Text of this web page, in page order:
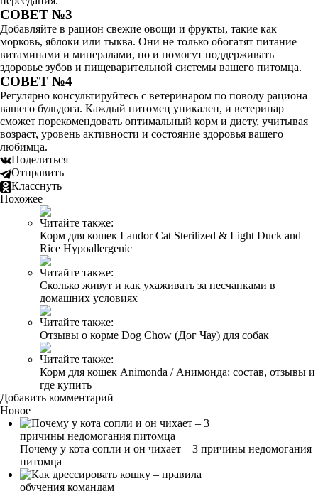
СОВЕТ №3
Добавляйте в рацион свежие овощи и фрукты, такие как
морковь, яблоки или тыква. Они не только обогатят питание
витаминами и минералами, но и помогут поддерживать
здоровье зубов и пищеварительной системы вашего питомца.
СОВЕТ №4
Регулярно консультируйтесь с ветеринаром по поводу рациона
вашего бульдога. Каждый питомец уникален, и ветеринар
сможет порекомендовать оптимальный корм и диету, учитывая
возраст, уровень активности и состояние здоровья вашего
любимца.
Поделиться
Отправить
Класснуть
Похожее
Читайте также:
Корм для кошек Landor Cat Sterilized & Light Duck and
Rice Hypoallergenic
Читайте также:
Сколько живут и как ухаживать за песчанками в
домашних условиях
Читайте также:
Отзывы о корме Dog Chow (Дог Чау) для собак
Читайте также:
Корм для кошек Animonda / Анимонда: состав, отзывы и
где купить
Добавить комментарий
Новое
Почему у кота сопли и он чихает – 3 причины недомогания
питомца